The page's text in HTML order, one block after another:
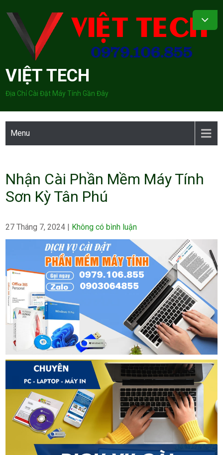
content
VIỆT TECH
Địa Chỉ Cài Đặt Máy Tính Gần Đây
Menu
Nhận Cài Phần Mềm Máy Tính
Sơn Kỳ Tân Phú
27 Tháng 7, 2024 | Không có bình luận